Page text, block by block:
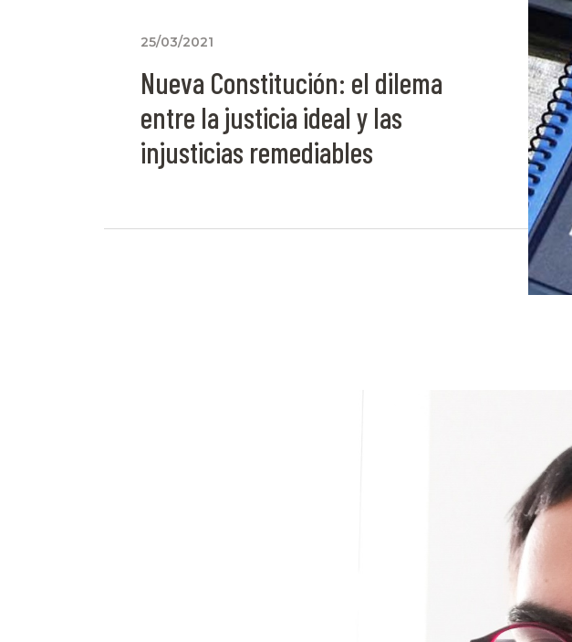
25/03/2021
Nueva Constitución: el dilema
entre la justicia ideal y las
injusticias remediables